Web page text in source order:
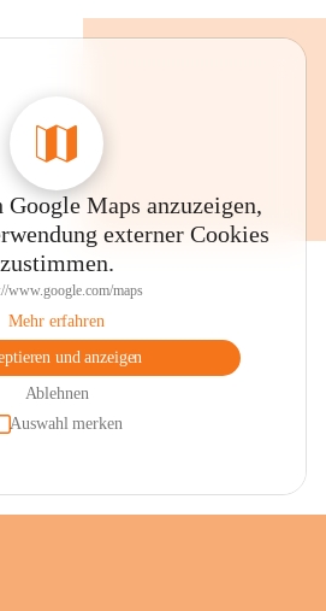
Maps anzuzeigen,
externer Cookies
zustimmen.
www.google.com/maps
Mehr erfahren
und anzeigen
Ablehnen
Auswahl merken